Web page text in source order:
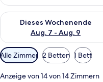
Dieses Wochenende
Aug. 7 - Aug. 9
Überprüfe die
Verfügbare
Filter
für
Alle Zimmer 2 Betten 1 Bett
Anzeige von 14 von 14 Zimmern